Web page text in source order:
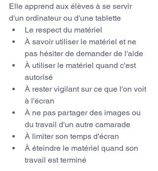
Elle apprend aux élèves à se servir
d'un ordinateur ou d'une tablette
Le respect du matériel
À savoir utiliser le matériel et ne
pas hésiter de demander de l'aide
À utiliser le matériel quand c'est
autorisé
À rester vigilant sur ce que l'on voit
à l'écran
À ne pas partager des images ou
du travail d'un autre camarade
À limiter son temps d'écran
À éteindre le matériel quand son
travail est terminé